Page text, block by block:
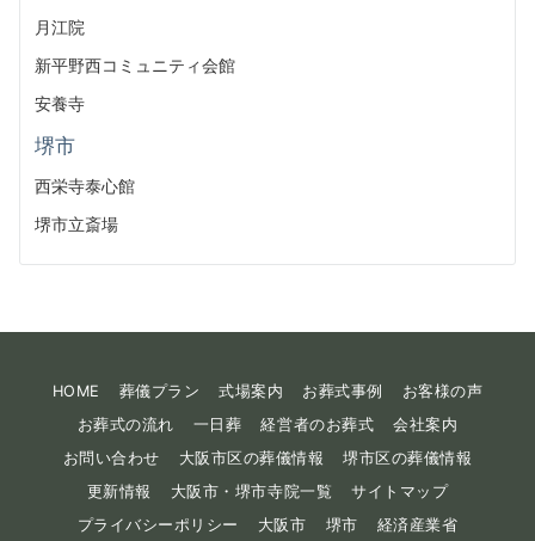
月江院
新平野西コミュニティ会館
安養寺
堺市
西栄寺泰心館
堺市立斎場
HOME 葬儀プラン 式場案内 お葬式事例
お客様の声
お葬式の流れ
一日葬 経営者のお葬式
会社案内
お問い合わせ
大阪市区の葬儀情報
堺市区の葬儀情報
更新情報
大阪市・堺市寺院一覧
サイトマップ
プライバシーポリシー
大阪市 堺市 経済産業省